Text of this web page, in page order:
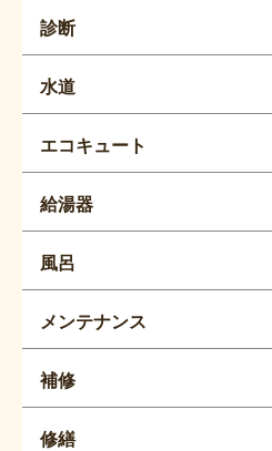
診断
水道
エコキュート
給湯器
風呂
メンテナンス
補修
修繕